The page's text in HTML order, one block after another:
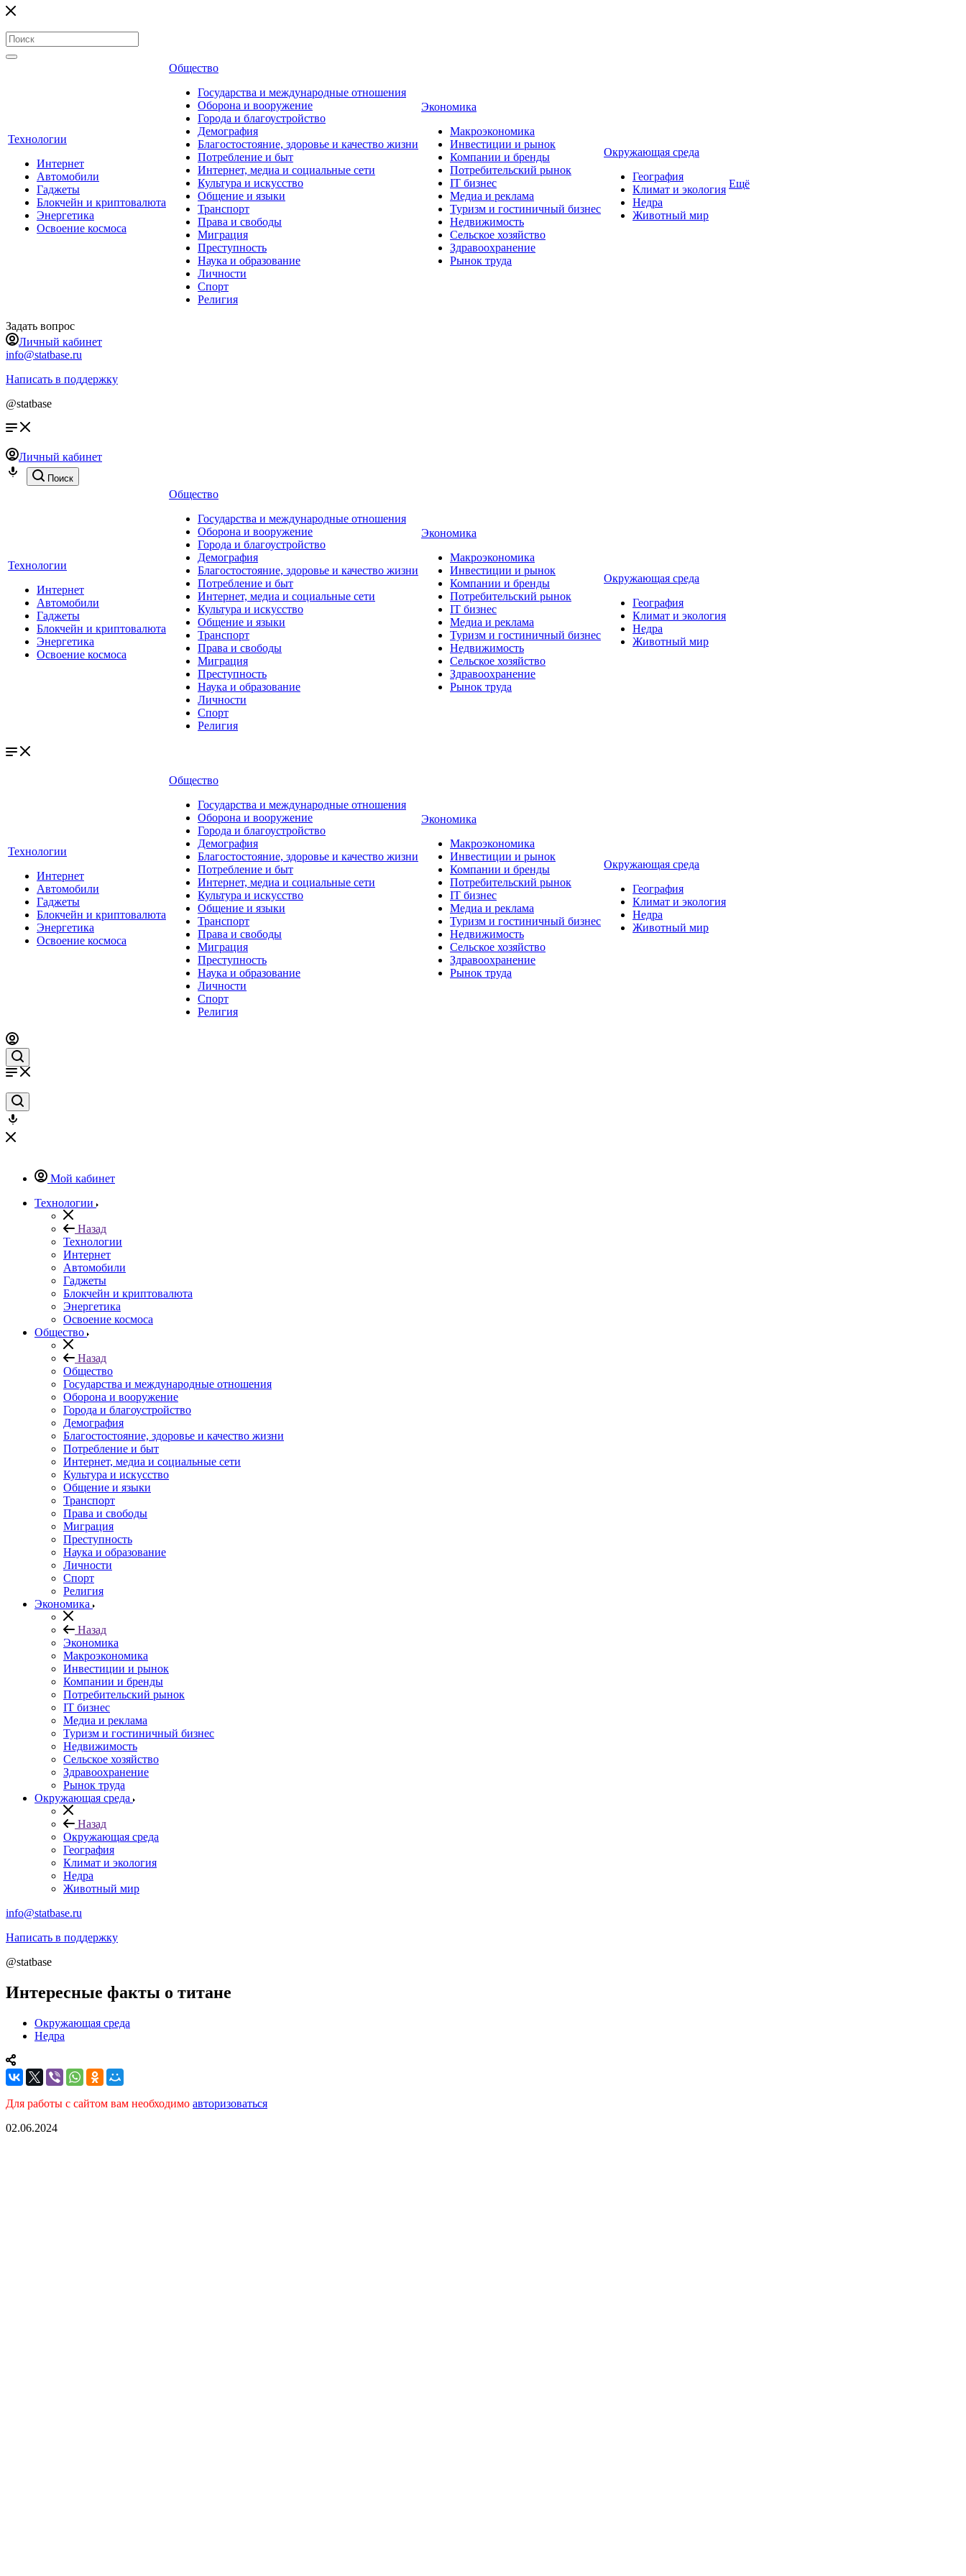
Технологии
Интернет
Автомобили
Гаджеты
Блокчейн и криптовалюта
Энергетика
Освоение космоса
Общество
Государства и международные отношения
Оборона и вооружение
Города и благоустройство
Демография
Благостостояние, здоровье и качество жизни
Потребление и быт
Интернет, медиа и социальные сети
Культура и искусство
Общение и языки
Транспорт
Права и свободы
Миграция
Преступность
Наука и образование
Личности
Спорт
Религия
Экономика
Макроэкономика
Инвестиции и рынок
Компании и бренды
Потребительский рынок
IT бизнес
Медиа и реклама
Туризм и гостиничный бизнес
Недвижимость
Сельское хозяйство
Здравоохранение
Рынок труда
Окружающая среда
География
Климат и экология
Недра
Животный мир
Ещё
Задать вопрос
Личный кабинет
info@statbase.ru
Написать в поддержку
@statbase
Личный кабинет
Поиск
Технологии
Интернет
Автомобили
Гаджеты
Блокчейн и криптовалюта
Энергетика
Освоение космоса
Общество
Государства и международные отношения
Оборона и вооружение
Города и благоустройство
Демография
Благостостояние, здоровье и качество жизни
Потребление и быт
Интернет, медиа и социальные сети
Культура и искусство
Общение и языки
Транспорт
Права и свободы
Миграция
Преступность
Наука и образование
Личности
Спорт
Религия
Экономика
Макроэкономика
Инвестиции и рынок
Компании и бренды
Потребительский рынок
IT бизнес
Медиа и реклама
Туризм и гостиничный бизнес
Недвижимость
Сельское хозяйство
Здравоохранение
Рынок труда
Окружающая среда
География
Климат и экология
Недра
Животный мир
Технологии
Интернет
Автомобили
Гаджеты
Блокчейн и криптовалюта
Энергетика
Освоение космоса
Общество
Государства и международные отношения
Оборона и вооружение
Города и благоустройство
Демография
Благостостояние, здоровье и качество жизни
Потребление и быт
Интернет, медиа и социальные сети
Культура и искусство
Общение и языки
Транспорт
Права и свободы
Миграция
Преступность
Наука и образование
Личности
Спорт
Религия
Экономика
Макроэкономика
Инвестиции и рынок
Компании и бренды
Потребительский рынок
IT бизнес
Медиа и реклама
Туризм и гостиничный бизнес
Недвижимость
Сельское хозяйство
Здравоохранение
Рынок труда
Окружающая среда
География
Климат и экология
Недра
Животный мир
Мой кабинет
Технологии
Назад
Технологии
Интернет
Автомобили
Гаджеты
Блокчейн и криптовалюта
Энергетика
Освоение космоса
Общество
Назад
Общество
Государства и международные отношения
Оборона и вооружение
Города и благоустройство
Демография
Благостостояние, здоровье и качество жизни
Потребление и быт
Интернет, медиа и социальные сети
Культура и искусство
Общение и языки
Транспорт
Права и свободы
Миграция
Преступность
Наука и образование
Личности
Спорт
Религия
Экономика
Назад
Экономика
Макроэкономика
Инвестиции и рынок
Компании и бренды
Потребительский рынок
IT бизнес
Медиа и реклама
Туризм и гостиничный бизнес
Недвижимость
Сельское хозяйство
Здравоохранение
Рынок труда
Окружающая среда
Назад
Окружающая среда
География
Климат и экология
Недра
Животный мир
info@statbase.ru
Написать в поддержку
@statbase
Интересные факты о титане
Окружающая среда
Недра
Для работы с сайтом вам необходимо авторизоваться
02.06.2024